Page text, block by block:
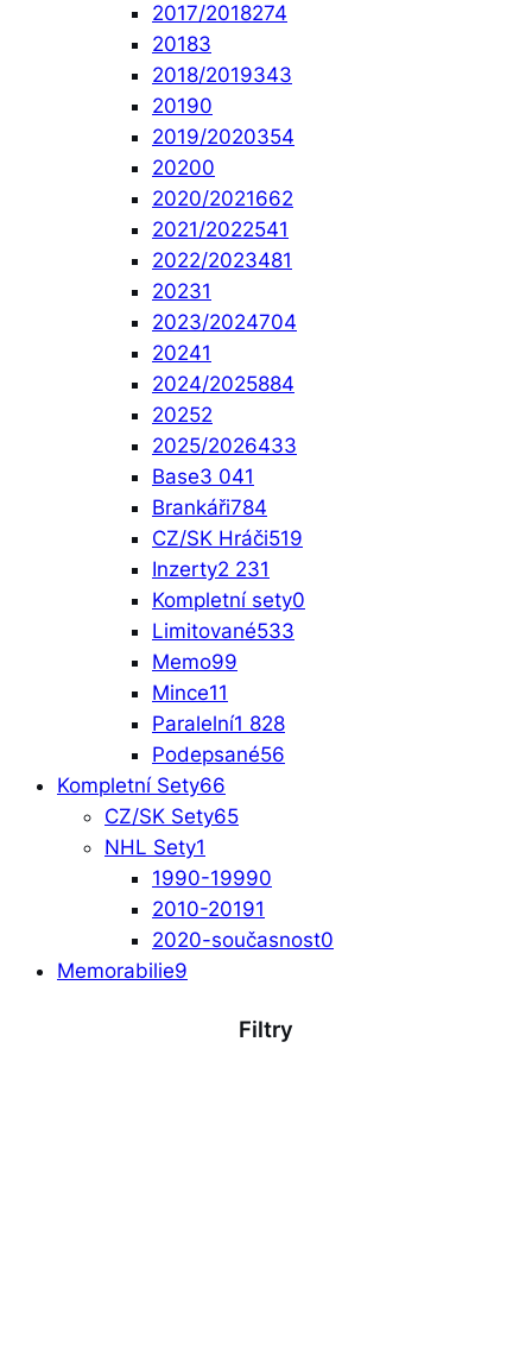
2017/2018274
20183
2018/2019343
20190
2019/2020354
20200
2020/2021662
2021/2022541
2022/2023481
20231
2023/2024704
20241
2024/2025884
20252
2025/2026433
Base3 041
Brankáři784
CZ/SK Hráči519
Inzerty2 231
Kompletní sety0
Limitované533
Memo99
Mince11
Paralelní1 828
Podepsané56
Kompletní Sety66
CZ/SK Sety65
NHL Sety1
1990-19990
2010-20191
2020-současnost0
Memorabilie9
Filtry